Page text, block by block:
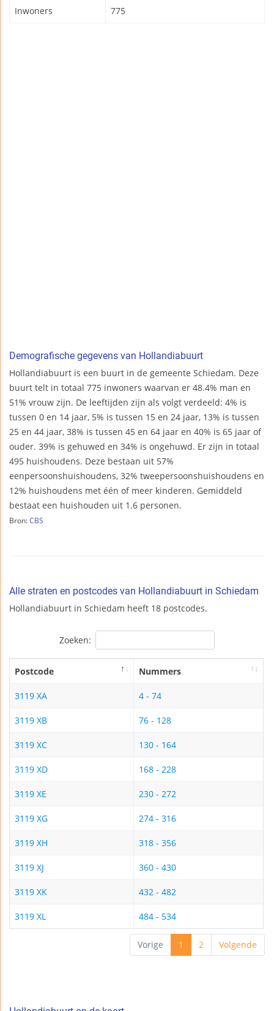
Inwoners 775
Demografische gegevens van Hollandiabuurt
Hollandiabuurt is een buurt in de gemeente Schiedam. Deze
buurt telt in totaal 775 inwoners waarvan er 48.4% man en
51% vrouw zijn. De leeftijden zijn als volgt verdeeld: 4% is
tussen 0 en 14 jaar, 5% is tussen 15 en 24 jaar, 13% is tussen
25 en 44 jaar, 38% is tussen 45 en 64 jaar en 40% is 65 jaar of
ouder. 39% is gehuwed en 34% is ongehuwd. Er zijn in totaal
495 huishoudens. Deze bestaan uit 57%
eenpersoonshuishoudens, 32% tweepersoonshuishoudens en
12% huishoudens met één of meer kinderen. Gemiddeld
bestaat een huishouden uit 1.6 personen.
Bron: CBS
Alle straten en postcodes van Hollandiabuurt in Schiedam
Hollandiabuurt in Schiedam heeft 18 postcodes.
Zoeken:
Postcode Nummers
3119 XA 4 - 74
3119 XB 76 - 128
3119 XC 130 - 164
3119 XD 168 - 228
3119 XE 230 - 272
3119 XG 274 - 316
3119 XH 318 - 356
3119 XJ 360 - 430
3119 XK 432 - 482
3119 XL 484 - 534
Vorige 1 2 Volgende